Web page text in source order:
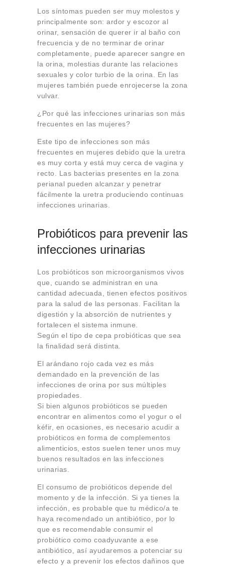
Los síntomas pueden ser muy molestos y
principalmente son: ardor y escozor al
orinar, sensación de querer ir al baño con
frecuencia y de no terminar de orinar
completamente, puede aparecer sangre en
la orina, molestias durante las relaciones
sexuales y color turbio de la orina. En las
mujeres también puede enrojecerse la zona
vulvar.
¿Por qué las infecciones urinarias son más
frecuentes en las mujeres?
Este tipo de infecciones son más
frecuentes en mujeres debido que la uretra
es muy corta y está muy cerca de vagina y
recto. Las bacterias presentes en la zona
perianal pueden alcanzar y penetrar
fácilmente la uretra produciendo continuas
infecciones urinarias.
Probióticos para prevenir las
infecciones urinarias
Los probióticos son microorganismos vivos
que, cuando se administran en una
cantidad adecuada, tienen efectos positivos
para la salud de las personas. Facilitan la
digestión y la absorción de nutrientes y
fortalecen el sistema inmune.
Según el tipo de cepa probióticas que sea
la finalidad será distinta.
El arándano rojo cada vez es más
demandado en la prevención de las
infecciones de orina por sus múltiples
propiedades.
Si bien algunos probióticos se pueden
encontrar en alimentos como el yogur o el
kéfir, en ocasiones, es necesario acudir a
probióticos en forma de complementos
alimenticios, estos suelen tener unos muy
buenos resultados en las infecciones
urinarias.
El consumo de probióticos depende del
momento y de la infección. Si ya tienes la
infección, es probable que tu médico/a te
haya recomendado un antibiótico, por lo
que es recomendable consumir el
probiótico como coadyuvante a ese
antibiótico, así ayudaremos a potenciar su
efecto y a prevenir los efectos dañinos que